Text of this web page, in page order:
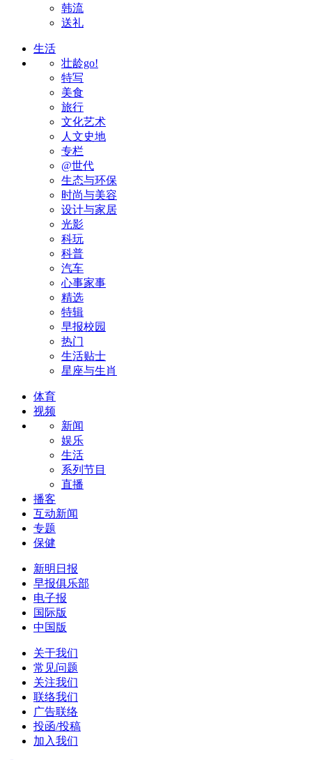
韩流
送礼
生活
壮龄go!
特写
美食
旅行
文化艺术
人文史地
专栏
@世代
生态与环保
时尚与美容
设计与家居
光影
科玩
科普
汽车
心事家事
精选
特辑
早报校园
热门
生活贴士
星座与生肖
体育
视频
新闻
娱乐
生活
系列节目
直播
播客
互动新闻
专题
保健
新明日报
早报俱乐部
电子报
国际版
中国版
关于我们
常见问题
关注我们
联络我们
广告联络
投函/投稿
加入我们